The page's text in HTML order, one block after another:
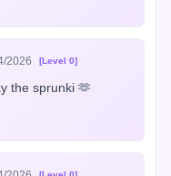
2026 [Level 0]
the sprunki 🫶